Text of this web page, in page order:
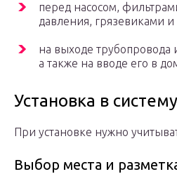
перед насосом,
давления, грязевиками
на выходе трубопровода
а также на вводе его в
Установка в
При установке нужно
Выбор места и